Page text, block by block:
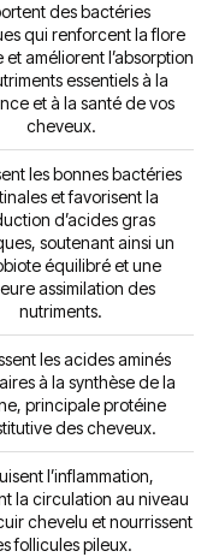
des bactéries
qui renforcent la flore
et améliorent l’absorption
essentiels à la
et à la santé de vos
cheveux.
les bonnes bactéries
et favorisent la
d’acides gras
soutenant ainsi un
équilibré et une
assimilation des
nutriments.
les acides aminés
à la synthèse de la
principale protéine
des cheveux.
l’inflammation,
la circulation au niveau
chevelu et nourrissent
follicules pileux.